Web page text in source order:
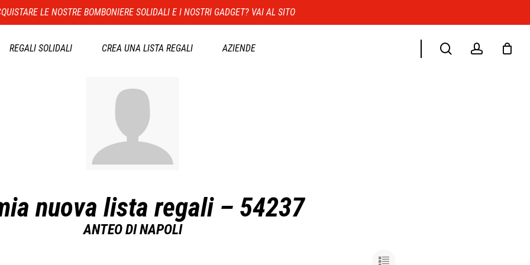
LE NOSTRE BOMBONIERE SOLIDALI E I NOSTRI GADGET? VAI AL SITO
REGALI SOLIDALI CREA UNA LISTA REGALI AZIENDE searchaccount
nuova lista regali – 54237
ANTEO DI NAPOLI